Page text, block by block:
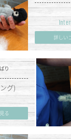
詳しい
り
グ)
る